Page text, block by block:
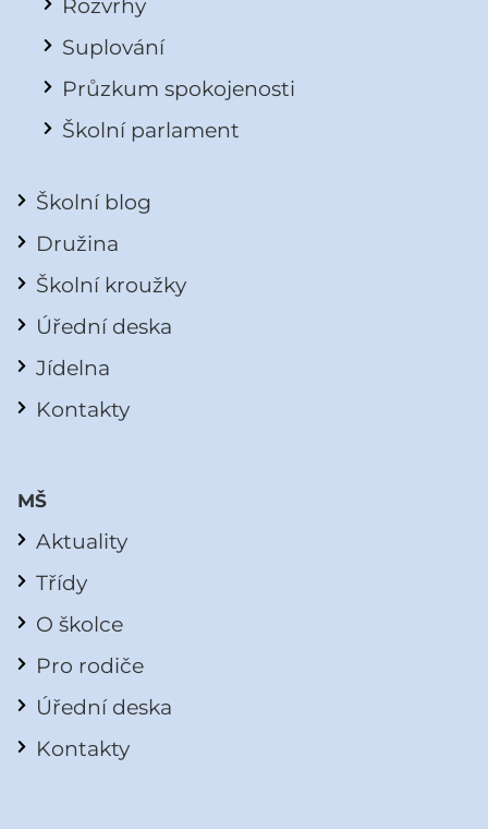
Rozvrhy
Suplování
Průzkum spokojenosti
Školní parlament
Školní blog
Družina
Školní kroužky
Úřední deska
Jídelna
Kontakty
MŠ
Aktuality
Třídy
O školce
Pro rodiče
Úřední deska
Kontakty